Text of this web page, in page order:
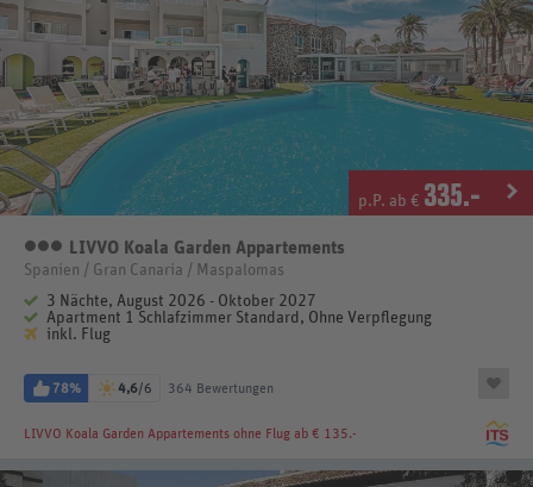
p.P. ab € 335.-
3 Sterne
LIVVO Koala Garden Appartements
Spanien / Gran Canaria / Maspalomas
3 Nächte, August 2026 - Oktober 2027
Apartment 1 Schlafzimmer Standard, Ohne Verpflegung
inkl. Flug
78% 4,6/6 364 Bewertungen
LIVVO Koala Garden Appartements ohne Flug ab € 135.-